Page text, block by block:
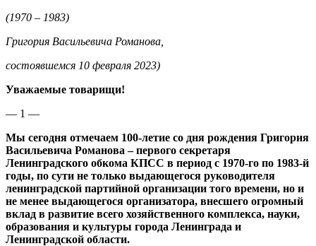
(1970 – 1983)
Григория Васильевича Романова,
состоявшемся 10 февраля 2023)
Уважаемые товарищи!
— 1 —
Мы сегодня отмечаем 100-летие со дня рождения Григория
Васильевича Романова – первого секретаря
Ленинградского обкома КПСС в период с 1970-го по 1983-й
годы, по сути не только выдающегося руководителя
ленинградской партийной организации того времени, но и
не менее выдающегося организатора, внесшего огромный
вклад в развитие всего хозяйственного комплекса, науки,
образования и культуры города Ленинграда и
Ленинградской области.